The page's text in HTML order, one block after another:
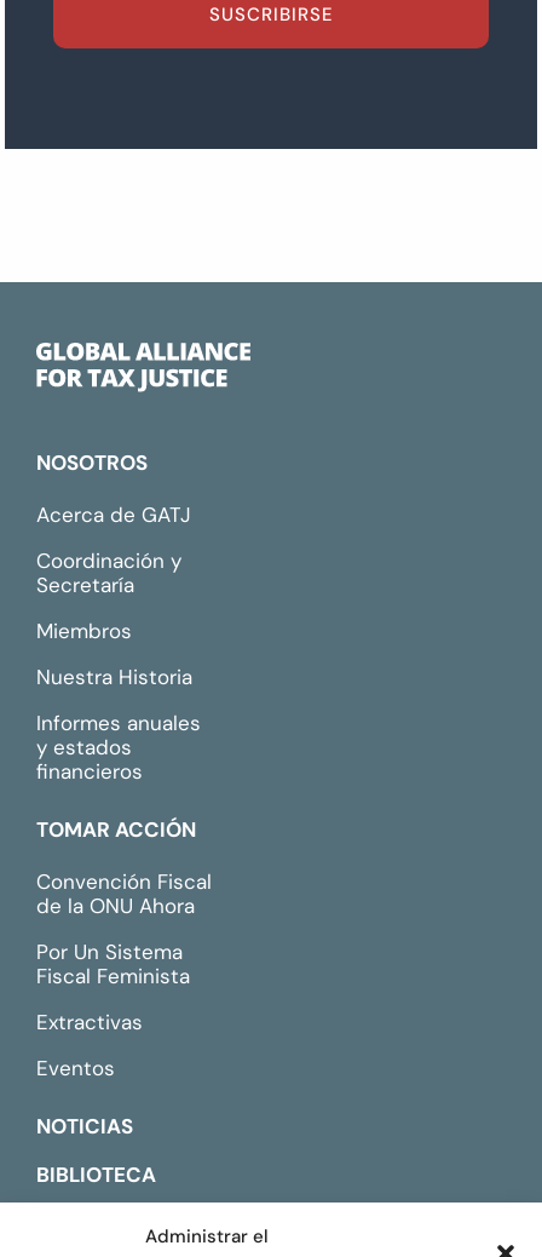
Administrar el
SUSCRIBIRSE
NOSOTROS
Acerca de GATJ
Coordinación y
Secretaría
Miembros
Nuestra Historia
Informes anuales
y estados
financieros
TOMAR ACCIÓN
Convención Fiscal
de la ONU Ahora
Por Un Sistema
Fiscal Feminista
Extractivas
Eventos
NOTICIAS
BIBLIOTECA